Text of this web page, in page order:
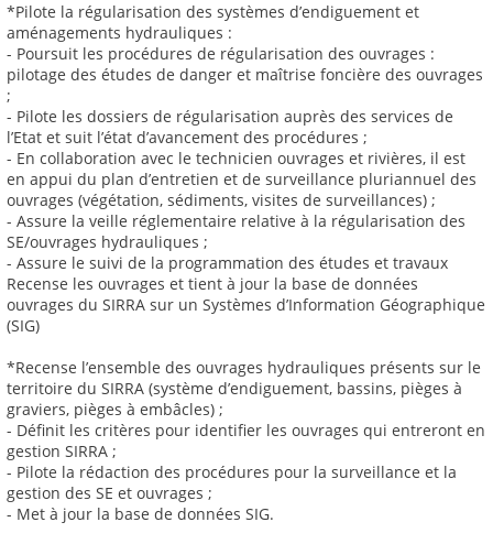
*Pilote la régularisation des systèmes d’endiguement et
aménagements hydrauliques :
- Poursuit les procédures de régularisation des ouvrages :
pilotage des études de danger et maîtrise foncière des ouvrages
;
- Pilote les dossiers de régularisation auprès des services de
l’Etat et suit l’état d’avancement des procédures ;
- En collaboration avec le technicien ouvrages et rivières, il est
en appui du plan d’entretien et de surveillance pluriannuel des
ouvrages (végétation, sédiments, visites de surveillances) ;
- Assure la veille réglementaire relative à la régularisation des
SE/ouvrages hydrauliques ;
- Assure le suivi de la programmation des études et travaux
Recense les ouvrages et tient à jour la base de données
ouvrages du SIRRA sur un Systèmes d’Information Géographique
(SIG)
*Recense l’ensemble des ouvrages hydrauliques présents sur le
territoire du SIRRA (système d’endiguement, bassins, pièges à
graviers, pièges à embâcles) ;
- Définit les critères pour identifier les ouvrages qui entreront en
gestion SIRRA ;
- Pilote la rédaction des procédures pour la surveillance et la
gestion des SE et ouvrages ;
- Met à jour la base de données SIG.